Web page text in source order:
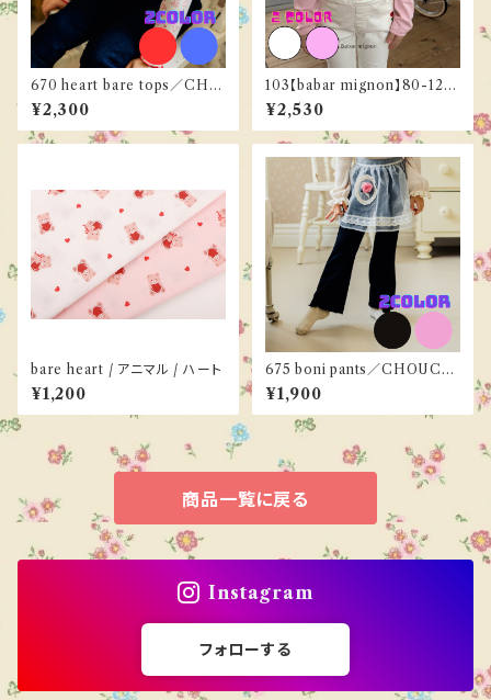
670 heart bare tops／CHO
UCHOU SHASHA 90-130c
m《ご予約／９月下旬お届け》
¥2,300
103【babar mignon】80-120
cm《ご予約／３月下旬お届け》
¥2,530
bare heart / アニマル / ハート
¥1,200
675 boni pants／CHOUCH
OU SHASHA 90-130cm《ご
予約／９月下旬お届け》
¥1,900
商品一覧に戻る
Instagram
フォローする